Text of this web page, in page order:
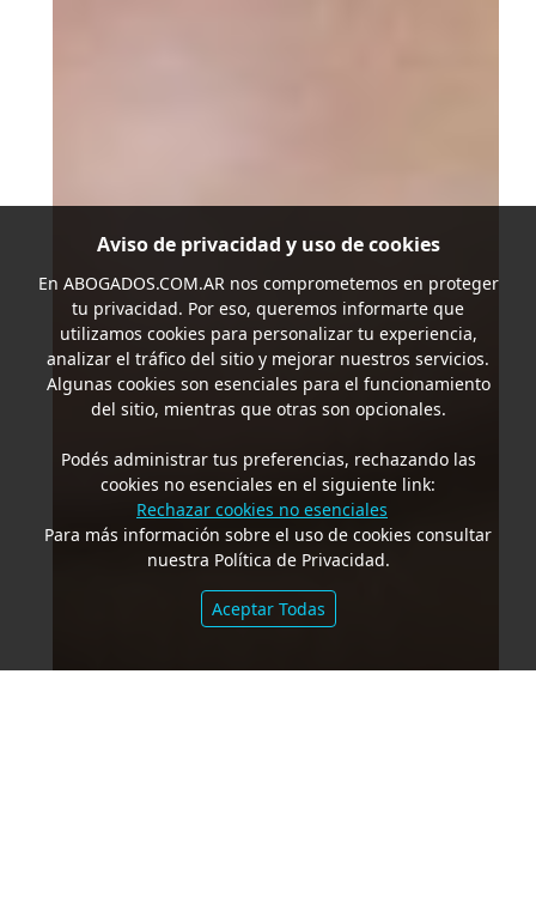
Aviso de privacidad y uso de cookies
En ABOGADOS.COM.ARnos comprometemos en proteger
tu privacidad. Por eso, queremos informarte que
utilizamos cookies para personalizar tu experiencia,
analizar el tráfico del sitio y mejorar nuestros servicios.
Algunas cookies son esenciales para el funcionamiento
del sitio, mientras que otras son opcionales.
Podés administrar tus preferencias, rechazando las
cookies no esenciales en el siguiente link:
Rechazar cookies no esenciales
Para más información sobre el uso de cookies consultar
nuestra Política de Privacidad.
Aceptar Todas